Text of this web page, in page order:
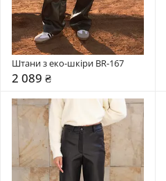
Штани з еко-шкіри BR-167
2 089 ₴